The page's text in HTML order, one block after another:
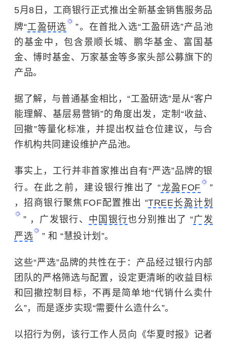
5月8日，工商银行正式推出全新基金销售服务品
牌“工盈研选
”。在首批入选“工盈研选”产品池
的基金中，包含景顺长城、鹏华基金、富国基
金、博时基金、万家基金等多家头部公募旗下的
产品。
据了解，与普通基金相比，“工盈研选”是从“客户
能理解、基层易营销”的角度出发，定制“收益、
回撤”等量化标准，并提出权益仓位建议，与合
作机构共同建设维护产品池。
事实上，工行并非首家推出自有“严选”品牌的银
行。在此之前，建设银行推出了 “龙盈FOF
”
，招商银行聚焦FOF配置推出 “TREE长盈计划
” ，广发银行、 中国银行也分别推出了 “广发
严选
” 和 “慧投计划”。
这些“严选”品牌的共性在于：产品经过银行内部
团队的严格筛选与配置，设定更清晰的收益目标
和回撤控制目标，不再是简单地“代销什么卖什
么”，而是逐步实现“需要什么造什么”。
以招行为例，该行工作人员向《华夏时报》记者